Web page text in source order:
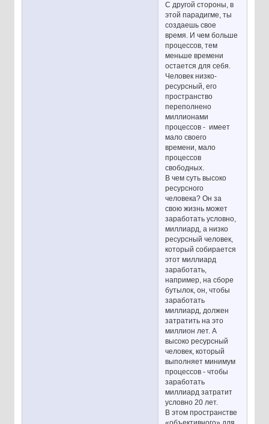
С другой стороны, в
этой парадигме, ты
создаешь свое
время. И чем больше
процессов, тем
меньше времени
остается для себя.
Человек низко-
ресурсный, его
пространство
переполнено
миллионами
процессов - имеет
мало своего
времени, мало
процессов
свободных.
В чем суть высоко
ресурсного
человека? Он за
свою жизнь может
заработать условно,
миллиард, а низко
ресурсный человек,
который собирается
этот миллиард
заработать,
например, на сборе
бутылок, он, чтобы
заработать
миллиард, должен
затратить на это
миллион лет. А
высоко ресурсный
человек, который
выполняет минимум
процессов - чтобы
заработать
миллиард затратит
условно 20 лет.
В этом пространстве